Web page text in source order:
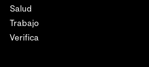
Salud
Trabajo
Verifica